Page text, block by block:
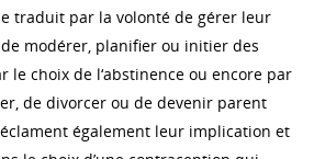
traduit par la volonté de gérer leur
modérer, planifier ou initier des
le choix de l‘abstinence ou encore par
de divorcer ou de devenir parent
également leur implication et